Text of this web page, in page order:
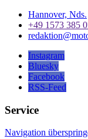
Hannover, Nds.
+49 1573 385
Instagram
Bluesky
Facebook
RSS-Feed
Service
Navigation